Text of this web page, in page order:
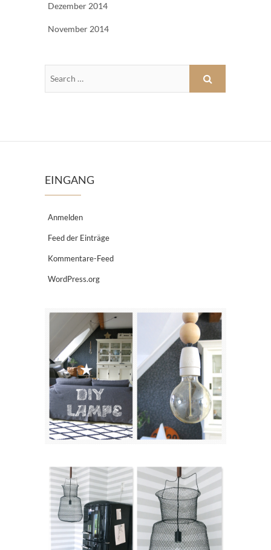
Dezember 2014
November 2014
EINGANG
Anmelden
Feed der Einträge
Kommentare-Feed
WordPress.org